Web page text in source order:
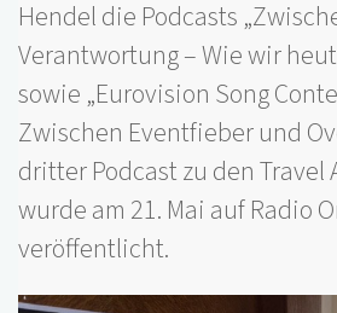
Hendel die Podcasts
Verantwortung – Wie wir
sowie „Eurovision Song
Zwischen Eventfieber und
dritter Podcast zu den Travel
wurde am 21. Mai auf Radio
veröffentlicht.